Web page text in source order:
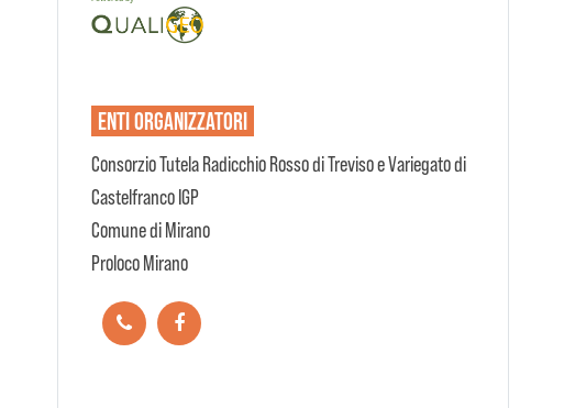
ENTIORGANIZZATORI
Consorzio Tutela Radicchio Rosso di Treviso e Variegato di
Castelfranco IGP
Comune di Mirano
Proloco Mirano